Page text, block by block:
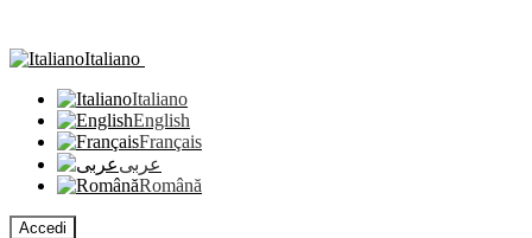
Italiano
Italiano
English
Français
عربى
Română
Accedi